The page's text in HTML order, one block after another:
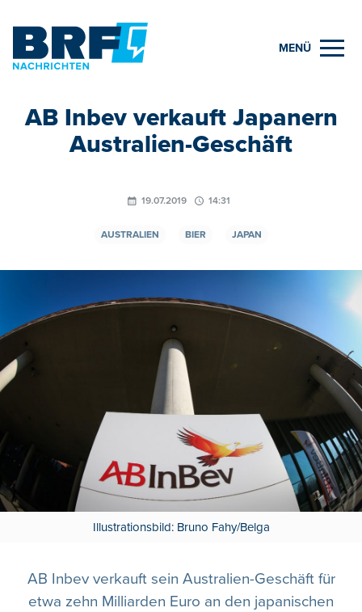
MENÜ
AB Inbev verkauft Japanern
Australien-Geschäft
19.07.2019 14:31
AUSTRALIEN BIER JAPAN
Illustrationsbild: Bruno Fahy/Belga
AB Inbev verkauft sein Australien-Geschäft für
etwa zehn Milliarden Euro an den japanischen